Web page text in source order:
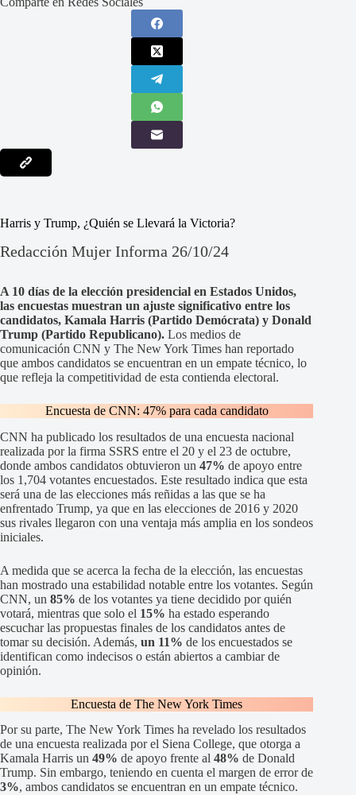
Harris y Trump, ¿Quién se Llevará la Victoria?
Redacción Mujer Informa 26/10/24
A 10 días de la elección presidencial en Estados Unidos,
las encuestas muestran un ajuste significativo entre los
candidatos, Kamala Harris (Partido Demócrata) y Donald
Trump (Partido Republicano). Los medios de
comunicación CNN y The New York Times han reportado
que ambos candidatos se encuentran en un empate técnico, lo
que refleja la competitividad de esta contienda electoral.
Encuesta de CNN: 47% para cada candidato
CNN ha publicado los resultados de una encuesta nacional
realizada por la firma SSRS entre el 20 y el 23 de octubre,
donde ambos candidatos obtuvieron un 47% de apoyo entre
los 1,704 votantes encuestados. Este resultado indica que esta
será una de las elecciones más reñidas a las que se ha
enfrentado Trump, ya que en las elecciones de 2016 y 2020
sus rivales llegaron con una ventaja más amplia en los sondeos
iniciales.
A medida que se acerca la fecha de la elección, las encuestas
han mostrado una estabilidad notable entre los votantes. Según
CNN, un 85% de los votantes ya tiene decidido por quién
votará, mientras que solo el 15% ha estado esperando
escuchar las propuestas finales de los candidatos antes de
tomar su decisión. Además, un 11% de los encuestados se
identifican como indecisos o están abiertos a cambiar de
opinión.
Encuesta de The New York Times
Por su parte, The New York Times ha revelado los resultados
de una encuesta realizada por el Siena College, que otorga a
Kamala Harris un 49% de apoyo frente al 48% de Donald
Trump. Sin embargo, teniendo en cuenta el margen de error de
3%, ambos candidatos se encuentran en un empate técnico.